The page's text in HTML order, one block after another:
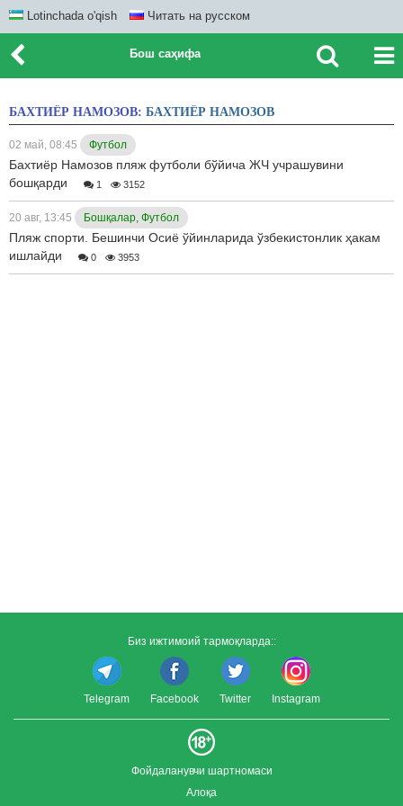
Lotinchada o'qish Читать на русском
Бош саҳифа
БАХТИЁР НАМОЗОВ: БАХТИЁР НАМОЗОВ
02 май, 08:45 Футбол
Бахтиёр Намозов пляж футболи бўйича ЖЧ учрашувини
бошқарди
1 3152
20 авг, 13:45 Бошқалар, Футбол
Пляж спорти. Бешинчи Осиё ўйинларида ўзбекистонлик ҳакам
ишлайди
0 3953
Биз ижтимоий тармоқларда::
Telegram Facebook Twitter Instagram
Фойдаланувчи шартномаси
Алоқа